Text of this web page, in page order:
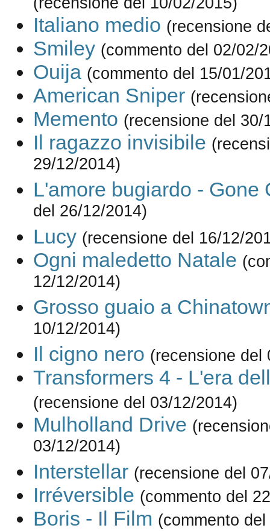
Italiano medio (recensione
Smiley (commento del 02/02/
Ouija (commento del 15/01/
American Sniper
Memento (recensione del 30/
Il ragazzo invisibile
29/12/2014)
L'amore bugiardo - Gone
del 26/12/2014)
Lucy (recensione del 16/12/
Ogni maledetto Natale
12/12/2014)
Grosso guaio a
10/12/2014)
Il cigno nero (recensione del
Transformers 4 - L'era
(recensione del 03/12/2014)
Mulholland Drive
03/12/2014)
Interstellar (recensione del
Irréversible (commento del
Boris - Il Film (commento